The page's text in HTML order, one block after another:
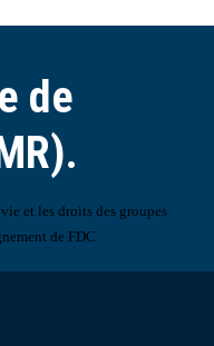
de
et les droits des groupes
de FDC